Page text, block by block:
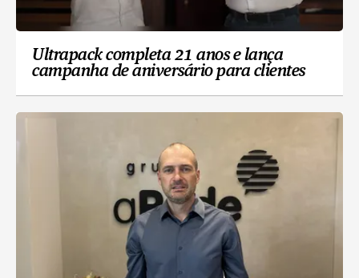
Ultrapack completa 21 anos e lança
campanha de aniversário para clientes